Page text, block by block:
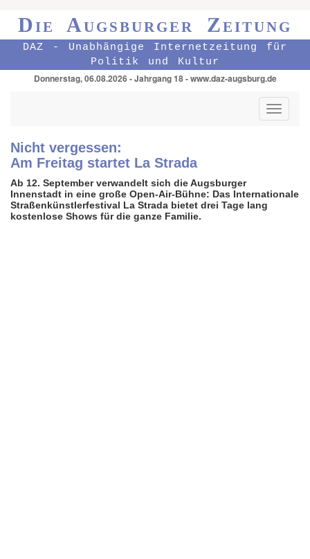
Die Augsburger Zeitung
DAZ - Unabhängige Internetzeitung für
Politik und Kultur
Donnerstag, 06.08.2026 - Jahrgang 18 - www.daz-augsburg.de
Toggle
Nicht vergessen:
Am Freitag startet La Strada
Ab 12. September verwandelt sich die Augsburger
Innenstadt in eine große Open-Air-Bühne: Das Inter­nationale
Straßen­künstler­festival La Strada bietet drei Tage lang
kostenlose Shows für die ganze Familie.